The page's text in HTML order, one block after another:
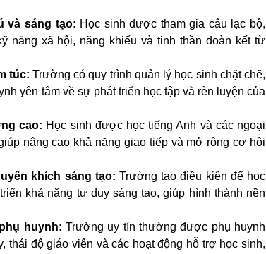
và sáng tạo: Học sinh được tham gia câu lạc bộ,
năng xã hội, năng khiếu và tinh thần đoàn kết từ
túc: Trường có quy trình quản lý học sinh chặt chẽ,
yên tâm về sự phát triển học tập và rèn luyện của
cao: Học sinh được học tiếng Anh và các ngoại
nâng cao khả năng giao tiếp và mở rộng cơ hội
khích sáng tạo: Trường tạo điều kiện để học
khả năng tư duy sáng tạo, giúp hình thành nền
huynh: Trường uy tín thường được phụ huynh
thái độ giáo viên và các hoạt động hỗ trợ học sinh,